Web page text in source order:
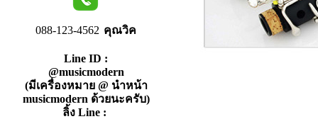
088-123-4562 คุณวิค
Line ID :
@musicmodern
(มีเครื่องหมาย @ นำหน้า
musicmodern ด้วยนะครับ)
ลิ้ง Line :